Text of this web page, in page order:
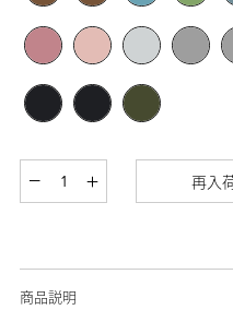
再入
商品説明